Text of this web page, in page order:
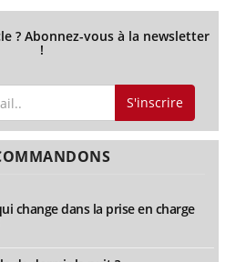
? Abonnez-vous à la newsletter
!
S'inscrire
change dans la prise en charge